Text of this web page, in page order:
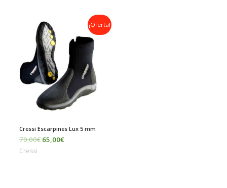
¡Oferta!
Cressi Escarpines Lux 5 mm
70,00€
El
precio
original
era:
70,00€.
65,00€
actual
es:
65,00€.
Cressi